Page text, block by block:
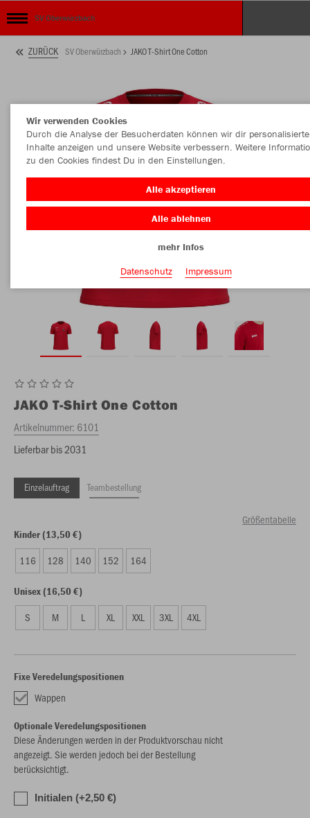
SV Oberwürzbach
ZURÜCK SV Oberwürzbach JAKO T-Shirt One Cotton
JAKO T-Shirt One Cotton
Artikelnummer: 6101
Lieferbar bis 2031
Einzelauftrag Teambestellung
Größentabelle
Kinder (13,50 €)
116 128 140 152 164
Unisex (16,50 €)
S M L XL XXL 3XL 4XL
Fixe Veredelungspositionen
Wappen
Optionale Veredelungspositionen
Diese Änderungen werden in der Produktvorschau nicht
angezeigt. Sie werden jedoch bei der Bestellung
berücksichtigt.
Initialen (+2,50 €)
Wir verwenden Cookies
Durch die Analyse der Besucherdaten können wir dir personalisierte
Inhalte anzeigen und unsere Website verbessern. Weitere
zu den Cookies findest Du in den Einstellungen.
Alle akzeptieren
Alle ablehnen
mehr Infos
Datenschutz
Impressum